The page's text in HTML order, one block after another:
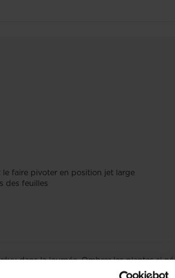
faire pivoter en position jet large
des feuilles
dans la journée. Ombrer les plantes si